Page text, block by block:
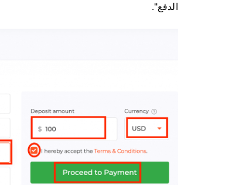
الدفع".